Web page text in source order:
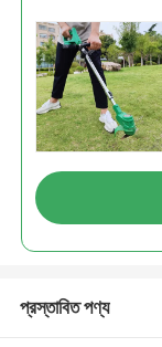
প্রস্তাবিত পণ্য